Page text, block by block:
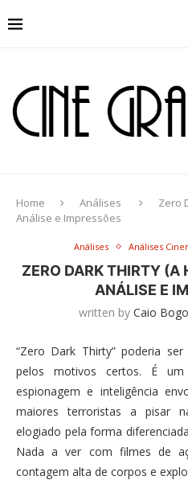
Home Análises
Zero
Análise e Impressões
Análises Análises
ZERO DARK THIRTY (A
ANÁLISE E
written by Caio
“Zero Dark Thirty” poderia
pelos motivos certos. É
espionagem e inteligência
maiores terroristas a pisar
elogiado pela forma
Nada a ver com filmes de
contagem alta de corpos e